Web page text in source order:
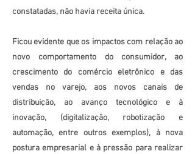
constatadas, não havia receita única.
Ficou evidente que os impactos com relação ao
novo comportamento do consumidor, ao
crescimento do comércio eletrônico e das
vendas no varejo, aos novos canais de
distribuição, ao avanço tecnológico e à
inovação, (digitalização, robotização e
automação, entre outros exemplos), à nova
postura empresarial e à pressão para realizar